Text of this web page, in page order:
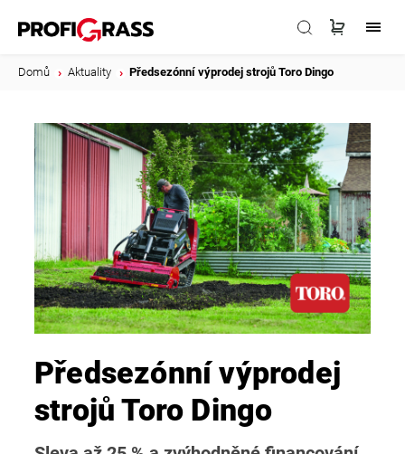
Domů Aktuality Předsezónní výprodej strojů Toro Dingo
Předsezónní výprodej
strojů Toro Dingo